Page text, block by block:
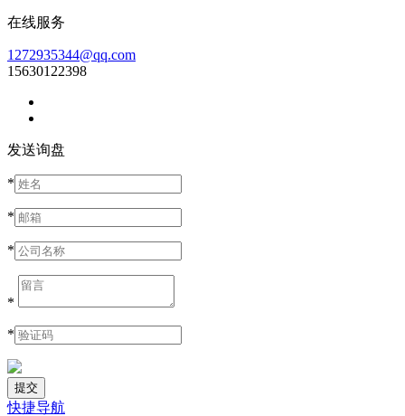
在线服务
1272935344@qq.com
15630122398
发送询盘
*
*
*
*
*
快捷导航